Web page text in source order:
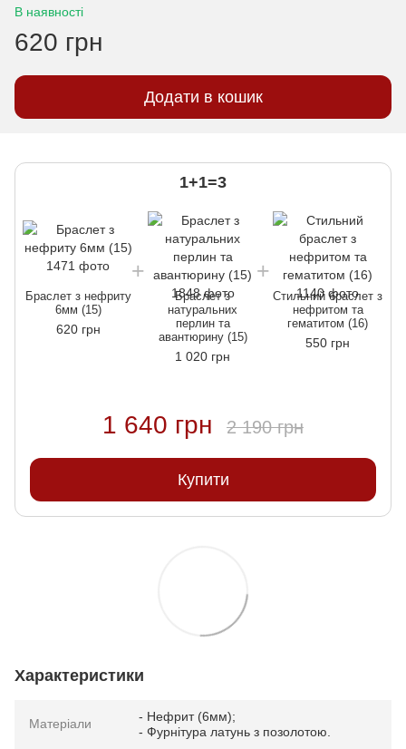
В наявності
620 грн
Додати в кошик
1+1=3
Браслет з нефриту
6мм (15)
620 грн
Браслет з
натуральних
перлин та
авантюрину (15)
1 020 грн
Стильний браслет з
нефритом та
гематитом (16)
550 грн
1 640 грн 2 190 грн
Купити
Характеристики
Матеріали
- Нефрит (6мм);
- Фурнітура латунь з позолотою.